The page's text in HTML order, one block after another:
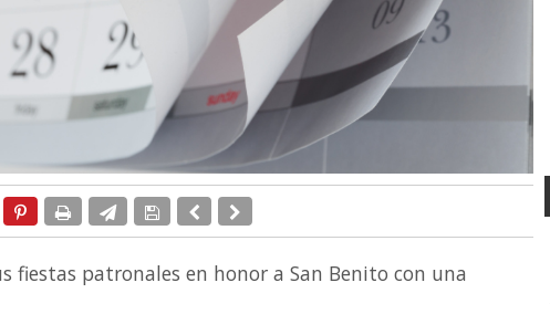
fiestas patronales en honor a San Benito con una